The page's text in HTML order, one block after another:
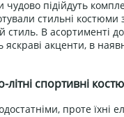
чудово підійдуть
стильні
стиль. В асортименті
акценти, в
спортивні
проте